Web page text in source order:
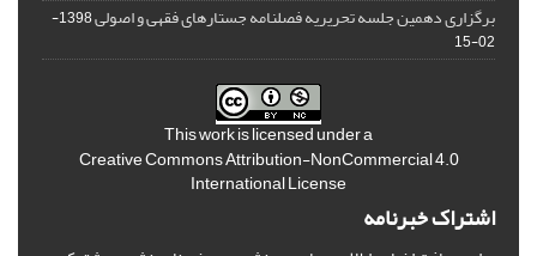
برگزاری دهمین جلسه تحریریه فصلنامه جستارهای فقهی و اصولی
1398-
02-15
This work is licensed under a
Creative Commons Attribution-NonCommercial 4.0
International License
اشتراک خبرنامه